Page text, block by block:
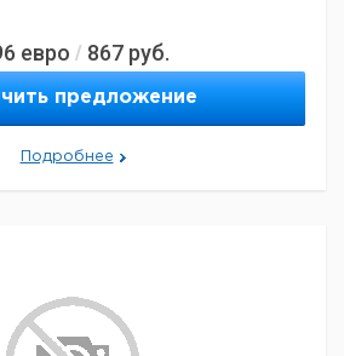
евро / 867 руб.
предложение
Подробнее